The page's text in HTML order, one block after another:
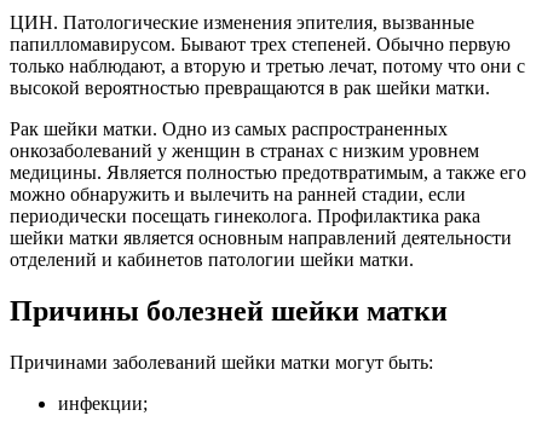
ЦИН. Патологические изменения эпителия, вызванные
папилломавирусом. Бывают трех степеней. Обычно первую
только наблюдают, а вторую и третью лечат, потому что они с
высокой вероятностью превращаются в рак шейки матки.
Рак шейки матки. Одно из самых распространенных
онкозаболеваний у женщин в странах с низким уровнем
медицины. Является полностью предотвратимым, а также его
можно обнаружить и вылечить на ранней стадии, если
периодически посещать гинеколога. Профилактика рака
шейки матки является основным направлений деятельности
отделений и кабинетов патологии шейки матки.
Причины болезней шейки матки
Причинами заболеваний шейки матки могут быть:
инфекции;